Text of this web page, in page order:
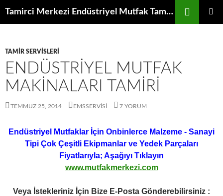
Tamirci Merkezi Endüstriyel Mutfak Tamiri Periyodik Bakımı Servisi
TAMIR SERVISLERI
ENDÜSTRIYEL MUTFAK
MAKINALARI TAMIRI
TEMMUZ 25, 2014 EMSSERVISI 7 YORUM
Endüstriyel Mutfaklar İçin Onbinlerce Malzeme - Sanayi
Tipi Çok Çeşitli Ekipmanlar ve Yedek Parçaları
Fiyatlarıyla; Aşağıyı Tıklayın
www.mutfakmerkezi.com
Veya İstekleriniz İçin Bize E-Posta Gönderebilirsiniz :